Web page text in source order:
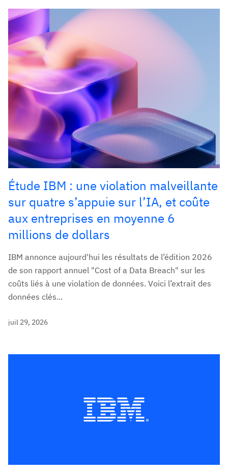
Étude IBM : une violation malveillante
sur quatre s’appuie sur l’IA, et coûte
aux entreprises en moyenne 6
millions de dollars
IBM annonce aujourd'hui les résultats de l’édition 2026
de son rapport annuel "Cost of a Data Breach" sur les
coûts liés à une violation de données. Voici l’extrait des
données clés...
juil 29, 2026